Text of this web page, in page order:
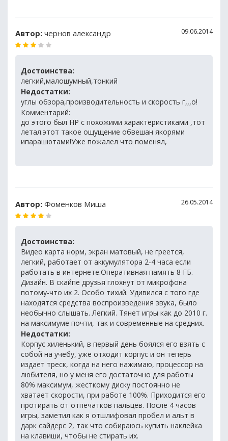
Автор: чернов александр 09.06.2014
Достоинства:
легкий,малошумный,тонкий
Недостатки:
углы обзора,производительность и скорость г,,,о!
Комментарий:
до этого был HP с похожими характеристиками ,тот
летал.этот такое ощущение обвешан якорями
ипарашютами!Уже пожалел что поменял,
Автор: Фоменков Миша 26.05.2014
Достоинства:
Видео карта норм, экран матовый, не греется,
легкий, работает от аккумулятора 2-4 часа если
работать в интернете.Оперативная память 8 ГБ.
Дизайн. В скайпе друзья глохнут от микрофона
потому-что их 2. Особо тихий. Удивился с того где
находятся средства воспроизведения звука, было
необычно слышать. Легкий. Тянет игры как до 2010 г.
на максимуме почти, так и современные на средних.
Недостатки:
Корпус хиленький, в первый день боялся его взять с
собой на учебу, уже отходит корпус и он теперь
издает треск, когда на него нажимаю, процессор на
любителя, но у меня его достаточно для работы
80% максимум, жесткому диску постоянно не
хватает скорости, при работе 100%. Приходится его
протирать от отпечатков пальцев. После 4 часов
игры, заметил как я отшлифовал пробел и альт в
дарк сайдерс 2, так что собираюсь купить наклейка
на клавиши, чтобы не стирать их.